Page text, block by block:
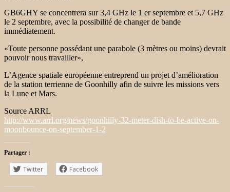
GB6GHY se concentrera sur 3,4 GHz le 1 er septembre et 5,7 GHz
le 2 septembre, avec la possibilité de changer de bande
immédiatement.
«Toute personne possédant une parabole (3 mètres ou moins) devrait
pouvoir nous travailler»,
L’Agence spatiale européenne entreprend un projet d’amélioration
de la station terrienne de Goonhilly afin de suivre les missions vers
la Lune et Mars.
Source ARRL
http://www.arrl.org/news/goonhilly-32-meter-dish-to-be-active-on-
moonbounce-on-september-1-2
Partager :
Twitter Facebook